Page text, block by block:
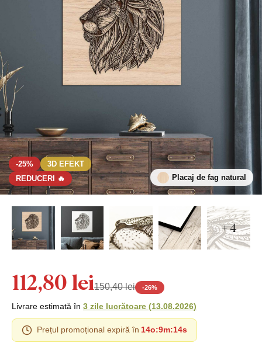
-25%
3D EFEKT
REDUCERI 🔥
Placaj de fag natural
+ 4
112,80 lei150,40 lei -26%
Livrare estimată în 3 zile lucrătoare (13.08.2026)
Prețul promoțional expiră în 14o:9m:13s